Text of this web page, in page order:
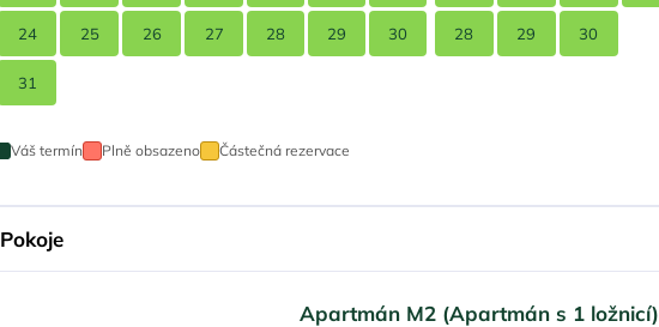
24 25 26 27 28 29 30
31
28 29 30
Váš termín Plně obsazeno Částečná rezervace
Pokoje
Apartmán M2 (Apartmán s 1 ložnicí)